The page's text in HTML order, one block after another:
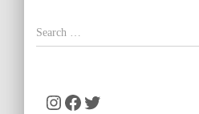
S
e
Instagram Facebook Twitter